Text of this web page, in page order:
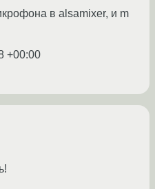
в alsamixer, и m
+00:00